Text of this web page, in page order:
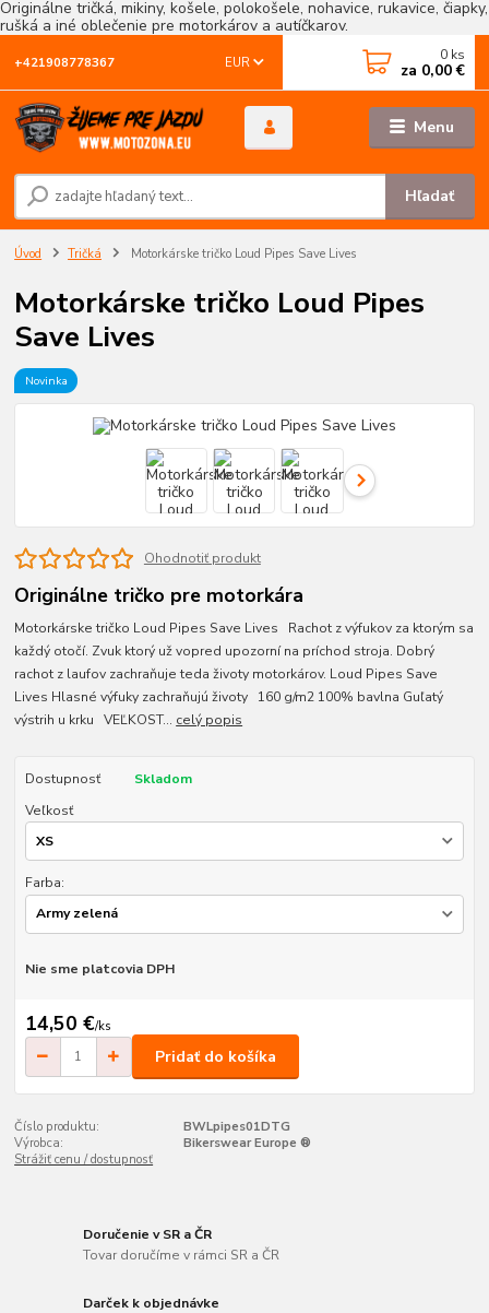
Originálne tričká, mikiny, košele, polokošele, nohavice, rukavice, čiapky,
rušká a iné oblečenie pre motorkárov a autíčkarov.
Menu
EUR
Hľadať
+421908778367 0 ks
za 0,00 €
Úvod Tričká Motorkárske tričko Loud Pipes Save Lives
Motorkárske tričko Loud Pipes
Save Lives
Novinka
Ohodnotiť produkt
Originálne tričko pre motorkára
Motorkárske tričko Loud Pipes Save Lives Rachot z výfukov za ktorým sa
každý otočí. Zvuk ktorý už vopred upozorní na príchod stroja. Dobrý
rachot z laufov zachraňuje teda životy motorkárov. Loud Pipes Save
Lives Hlasné výfuky zachraňujú životy 160 g/m2 100% bavlna Guľatý
výstrih u krku VEĽKOST... celý popis
Dostupnosť
Skladom
Veľkosť
Farba:
Nie sme platcovia DPH
14,50 €/ks
Pridať do košíka
Číslo produktu:
BWLpipes01DTG
Výrobca:
Bikerswear Europe ®
Strážiť cenu / dostupnosť
Doručenie v SR a ČR
Tovar doručíme v rámci SR a ČR
Darček k objednávke